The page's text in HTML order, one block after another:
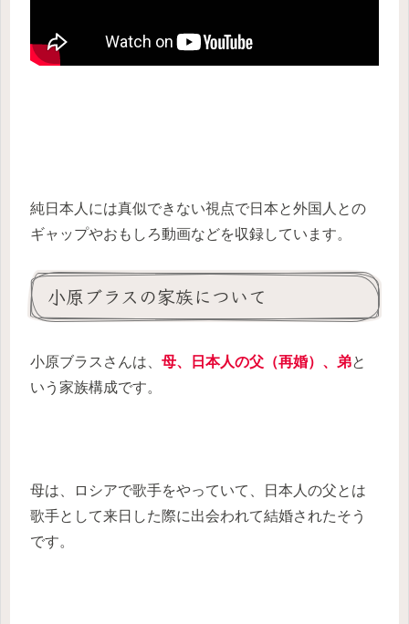
純日本人には真似できない視点で日本と外国人との
ギャップやおもしろ動画などを収録しています。
小原ブラスの家族について
小原ブラスさんは、 母、日本人の父（再婚）、弟と
いう家族構成です。
母は、ロシアで歌手をやっていて、日本人の父とは
歌手として来日した際に出会われて結婚されたそう
です。